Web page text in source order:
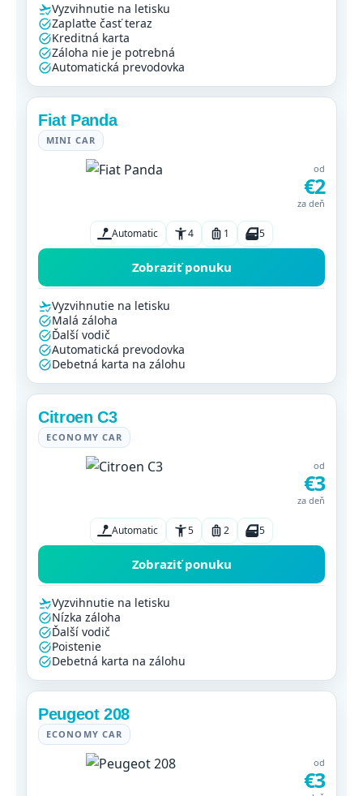
Vyzvihnutie na letisku
Zaplaťte časť teraz
Kreditná karta
Záloha nie je potrebná
Automatická prevodovka
Fiat Panda
MINI CAR
od
€2
za deň
Automatic 4 1 5
Zobraziť ponuku
Vyzvihnutie na letisku
Malá záloha
Ďalší vodič
Automatická prevodovka
Debetná karta na zálohu
Citroen C3
ECONOMY CAR
od
€3
za deň
Automatic 5 2 5
Zobraziť ponuku
Vyzvihnutie na letisku
Nízka záloha
Ďalší vodič
Poistenie
Debetná karta na zálohu
Peugeot 208
ECONOMY CAR
od
€3